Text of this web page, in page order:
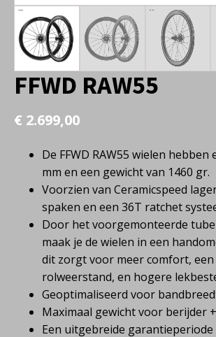
FFWD RAW55
€ 2.699,00
De FFWD RAW55 wielen hebben
mm en een gewicht van 1460 gr.
Voorzien van Ceramicspeed
spaken en een 36T ratchet
Door het voorgemonteerde
maak je de wielen in een
dit zorgt voor meer comfort,
rolweerstand, en hogere
Geoptimaliseerd voor
Maximaal gewicht voor berijder
Een uitgebreide garantieperiode